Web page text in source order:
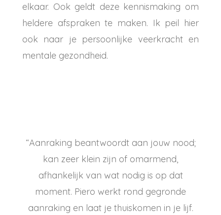
elkaar. Ook geldt deze kennismaking om
heldere afspraken te maken. Ik peil hier
ook naar je persoonlijke veerkracht en
mentale gezondheid.
“Aanraking beantwoordt aan jouw nood;
kan zeer klein zijn of omarmend,
afhankelijk van wat nodig is op dat
moment. Piero werkt rond gegronde
aanraking en laat je thuiskomen in je lijf.